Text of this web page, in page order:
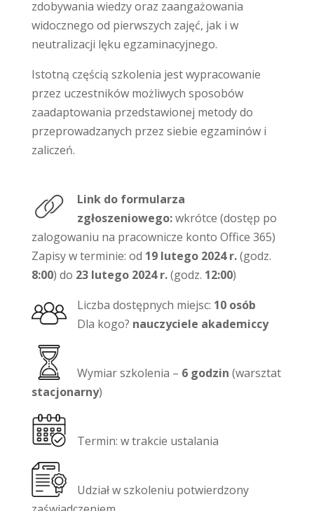
zdobywania wiedzy oraz zaangażowania
widocznego od pierwszych zajęć, jak i w
neutralizacji lęku egzaminacyjnego.
Istotną częścią szkolenia jest wypracowanie
przez uczestników możliwych sposobów
zaadaptowania przedstawionej metody do
przeprowadzanych przez siebie egzaminów i
zaliczeń.
Link do formularza
zgłoszeniowego:wkrótce (dostęp po
zalogowaniu na pracownicze konto Office 365)
Zapisy w terminie: od 19 lutego 2024 r.(godz.
8:00) do 23 lutego 2024 r.(godz. 12:00)
Liczba dostępnych miejsc: 10 osób
Dla kogo? nauczyciele akademiccy
Wymiar szkolenia – 6 godzin (warsztat
stacjonarny)
Termin: w trakcie ustalania
Udział w szkoleniu potwierdzony